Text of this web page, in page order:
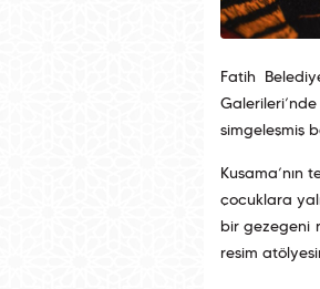
Fatih
simgeleşmiş
Kusama’nın
çocuklara
bir gezegeni
resim